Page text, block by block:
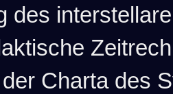
des
Charta des